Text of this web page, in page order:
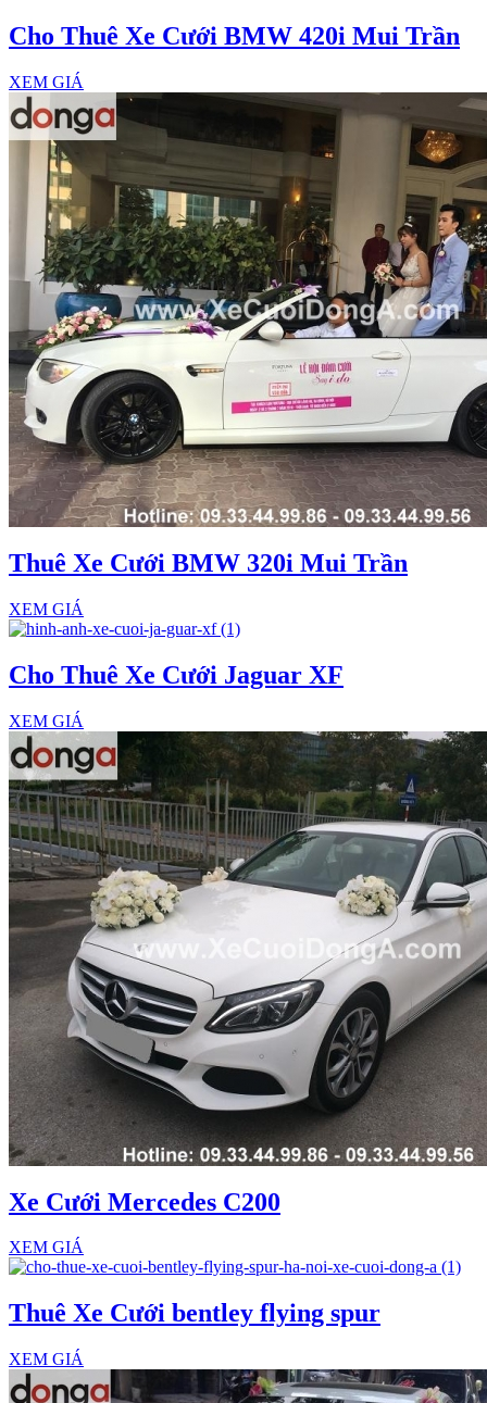
Cho Thuê Xe Cưới BMW 420i Mui Trần
XEM GIÁ
Thuê Xe Cưới BMW 320i Mui Trần
XEM GIÁ
Cho Thuê Xe Cưới Jaguar XF
XEM GIÁ
Xe Cưới Mercedes C200
XEM GIÁ
Thuê Xe Cưới bentley flying spur
XEM GIÁ